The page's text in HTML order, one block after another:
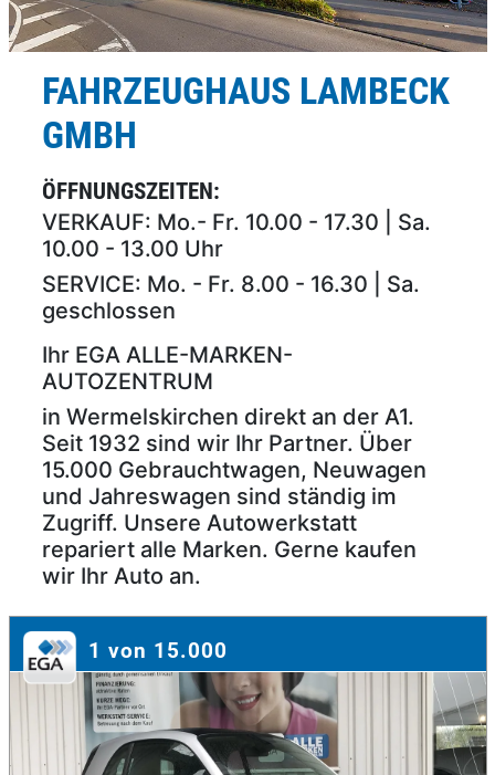
FAHRZEUGHAUS LAMBECK
GMBH
ÖFFNUNGSZEITEN:
VERKAUF: Mo.- Fr. 10.00 - 17.30 | Sa.
10.00 - 13.00 Uhr
SERVICE: Mo. - Fr. 8.00 - 16.30 | Sa.
geschlossen
Ihr EGA ALLE-MARKEN-
AUTOZENTRUM
in Wermelskirchen direkt an der A1.
Seit 1932 sind wir Ihr Partner. Über
15.000 Gebrauchtwagen, Neuwagen
und Jahreswagen sind ständig im
Zugriff. Unsere Autowerkstatt
repariert alle Marken. Gerne kaufen
wir Ihr Auto an.
1 von 15.000